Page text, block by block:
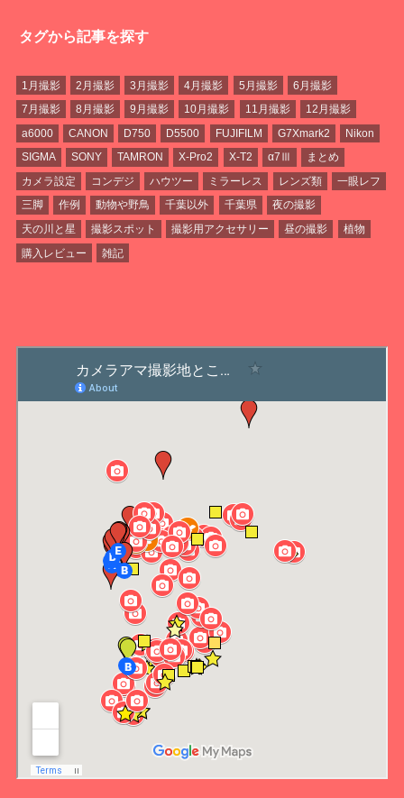
タグから記事を探す
1月撮影 2月撮影 3月撮影 4月撮影 5月撮影
6月撮影
7月撮影
8月撮影 9月撮影 10月撮影 11月撮影
12月撮影
a6000
CANON D750 D5500 FUJIFILM G7Xmark2
Nikon
SIGMA
SONY TAMRON X-Pro2 X-T2 α7Ⅲ
まとめ
カメラ設定
コンデジ ハウツー ミラーレス レンズ類
一眼レフ
三脚
作例 動物や野鳥 千葉以外 千葉県
夜の撮影
天の川と星
撮影スポット 撮影用アクセサリー 昼の撮影
植物
購入レビュー
雑記